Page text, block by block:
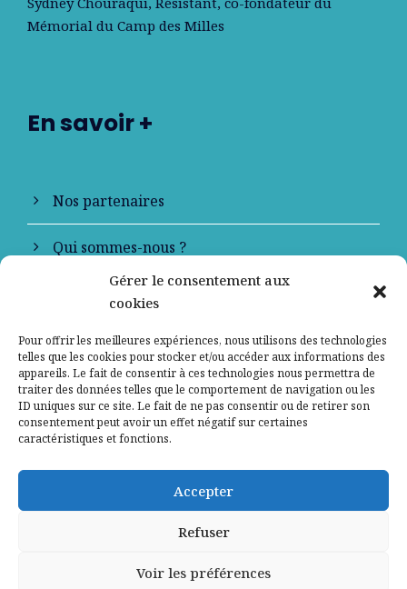
Gérer le consentement aux
cookies
Pour offrir les meilleures expériences, nous utilisons des technologies
telles que les cookies pour stocker et/ou accéder aux informations des
appareils. Le fait de consentir à ces technologies nous permettra de
traiter des données telles que le comportement de navigation ou les
ID uniques sur ce site. Le fait de ne pas consentir ou de retirer son
consentement peut avoir un effet négatif sur certaines
caractéristiques et fonctions.
Accepter
Refuser
Voir les préférences
Mémorial du Camp des Milles
En savoir +
Nos partenaires
Qui sommes-nous ?
Contactez-nous
Mentions légales
Politique de confidentialité